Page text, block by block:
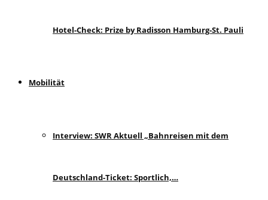
Hotel-Check: Prize by Radisson Hamburg-St. Pauli
Mobilität
Interview: SWR Aktuell „Bahnreisen mit dem
Deutschland-Ticket: Sportlich,…